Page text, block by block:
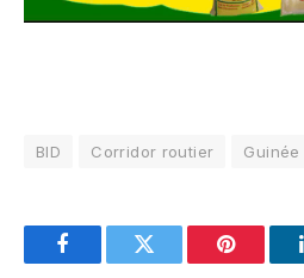
BID Corridor routier Guinée
FacebookTwitter Pinterest